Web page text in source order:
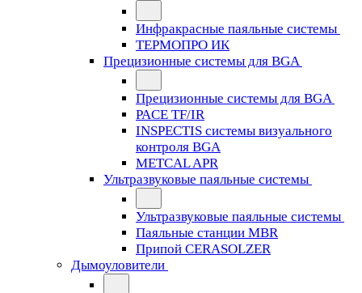
Инфракрасные паяльные системы
ТЕРМОПРО ИК
Прецизионные системы для BGA
Прецизионные системы для BGA
PACE TF/IR
INSPECTIS системы визуального
контроля BGA
METCAL APR
Ультразвуковые паяльные системы
Ультразвуковые паяльные системы
Паяльные станции MBR
Припой CERASOLZER
Дымоуловители